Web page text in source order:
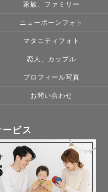
へ
家族、ファミリー
ニューボーンフォト
マタニティフォト
恋人、カップル
プロフィール写真
お問い合わせ
ビス